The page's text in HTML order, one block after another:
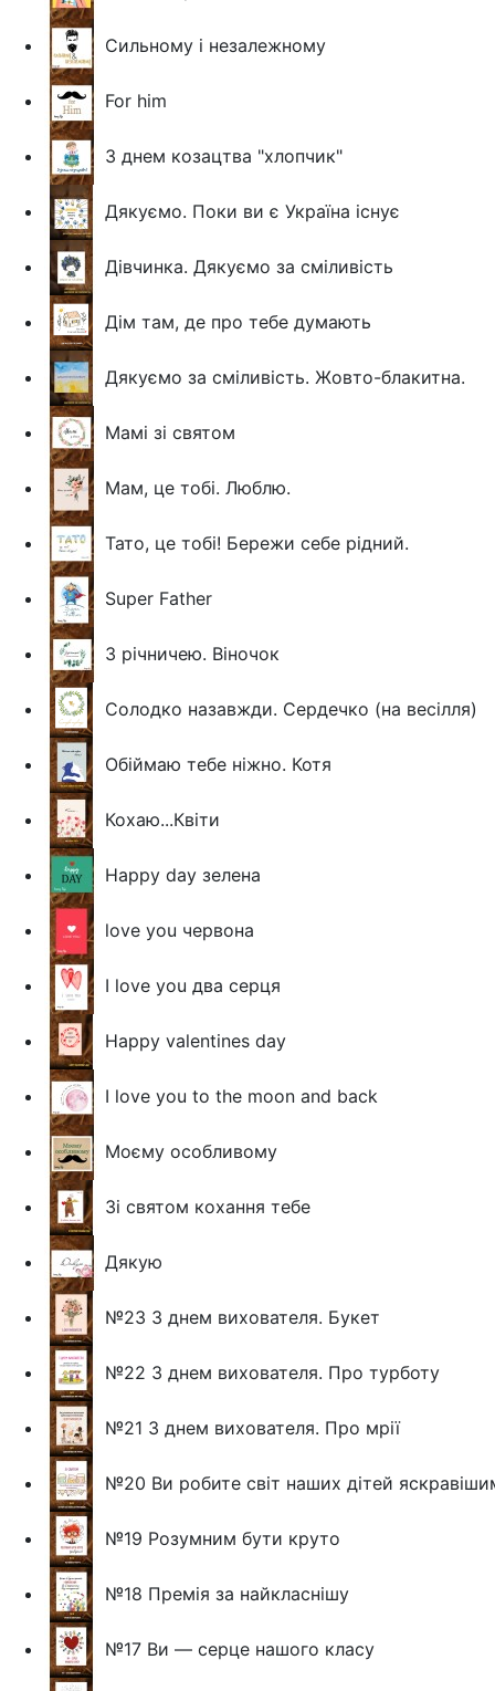
Сильному і незалежному
For him
З днем козацтва "хлопчик"
Дякуємо. Поки ви є Україна існує
Дівчинка. Дякуємо за сміливість
Дім там, де про тебе думають
Дякуємо за сміливість. Жовто-блакитна.
Мамі зі святом
Мам, це тобі. Люблю.
Тато, це тобі! Бережи себе рідний.
Super Father
З річничею. Віночок
Солодко назавжди. Сердечко (на весілля)
Обіймаю тебе ніжно. Котя
Кохаю...Квіти
Happy day зелена
love you червона
I love you два серця
Happy valentines day
I love you to the moon and back
Моєму особливому
Зі святом кохання тебе
Дякую
№23 З днем вихователя. Букет
№22 З днем вихователя. Про турботу
№21 З днем вихователя. Про мрії
№20 Ви робите світ наших дітей
№19 Розумним бути круто
№18 Премія за найкласнішу
№17 Ви — серце нашого класу